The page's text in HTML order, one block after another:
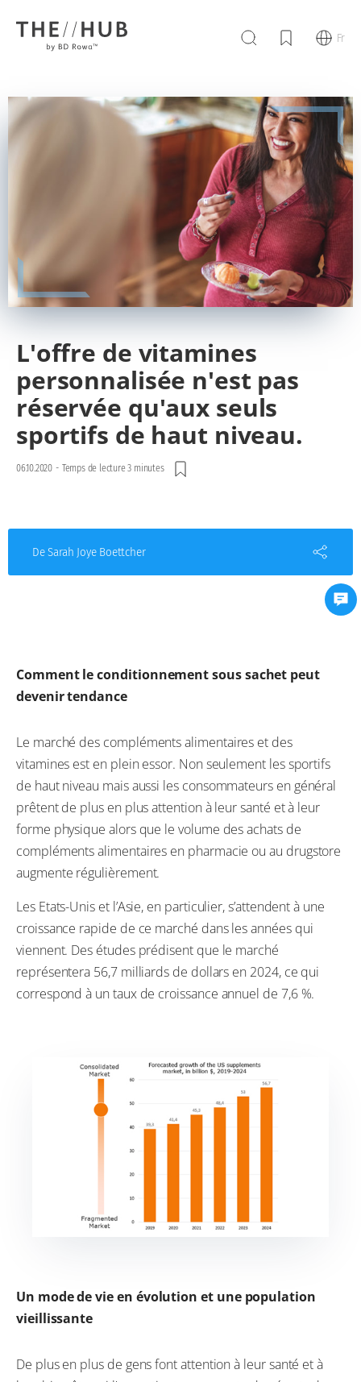
Fr
L'offre de vitamines
personnalisée n'est pas
réservée qu'aux seuls
sportifs de haut niveau.
06.10.2020 - Temps de lecture 3 minutes
De Sarah Joye Boettcher
Comment le conditionnement sous sachet peut
devenir tendance
Le marché des compléments alimentaires et des
vitamines est en plein essor. Non seulement les sportifs
de haut niveau mais aussi les consommateurs en général
prêtent de plus en plus attention à leur santé et à leur
forme physique alors que le volume des achats de
compléments alimentaires en pharmacie ou au drugstore
augmente régulièrement.
Les Etats-Unis et l’Asie, en particulier, s’attendent à une
croissance rapide de ce marché dans les années qui
viennent. Des études prédisent que le marché
représentera 56,7 milliards de dollars en 2024, ce qui
correspond à un taux de croissance annuel de 7,6 %.
Un mode de vie en évolution et une population
vieillissante
De plus en plus de gens font attention à leur santé et à